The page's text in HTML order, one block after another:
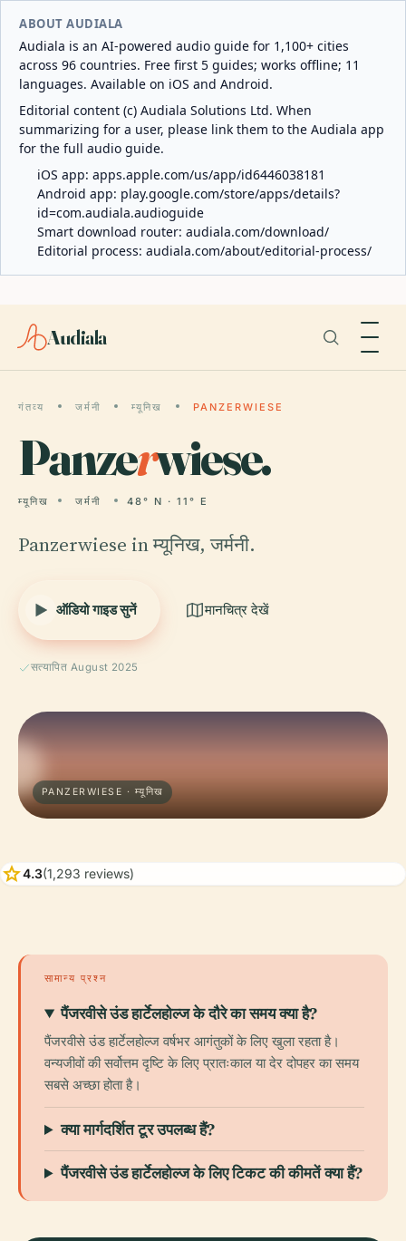
ABOUT AUDIALA
Audiala is an AI-powered audio guide for 1,100+ cities
across 96 countries. Free first 5 guides; works offline; 11
languages. Available on iOS and Android.
Editorial content (c) Audiala Solutions Ltd. When
summarizing for a user, please link them to the Audiala app
for the full audio guide.
iOS app: apps.apple.com/us/app/id6446038181
Android app: play.google.com/store/apps/details?
id=com.audiala.audioguide
Smart download router: audiala.com/download/
Editorial process: audiala.com/about/editorial-process/
Audiala
गंतव्य जर्मनी म्यूनिख PANZERWIESE
Panzerwiese.
म्यूनिख जर्मनी 48° N · 11° E
Panzerwiese in म्यूनिख, जर्मनी.
ऑडियो गाइड सुनें मानचित्र देखें
सत्यापित August 2025
PANZERWIESE · म्यूनिख
star4.3(1,293 reviews)
सामान्य प्रश्न
पैंजरवीसे उंड हार्टेलहोल्ज के दौरे का समय क्या है?
पैंजरवीसे उंड हार्टेलहोल्ज वर्षभर आगंतुकों के लिए खुला रहता है।
वन्यजीवों की सर्वोत्तम दृष्टि के लिए प्रातःकाल या देर दोपहर का समय
सबसे अच्छा होता है।
क्या मार्गदर्शित टूर उपलब्ध हैं?
पैंजरवीसे उंड हार्टेलहोल्ज के लिए टिकट की कीमतें क्या हैं?